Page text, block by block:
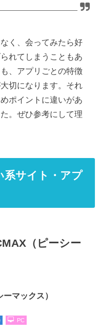
く、会ってみたら好
れてしまうこともあ
、アプリごとの特徴
切になります。それ
ポイントに違いがあ
。ぜひ参考にして理
系サイト・アプ
（ピーシー
マックス）
PC